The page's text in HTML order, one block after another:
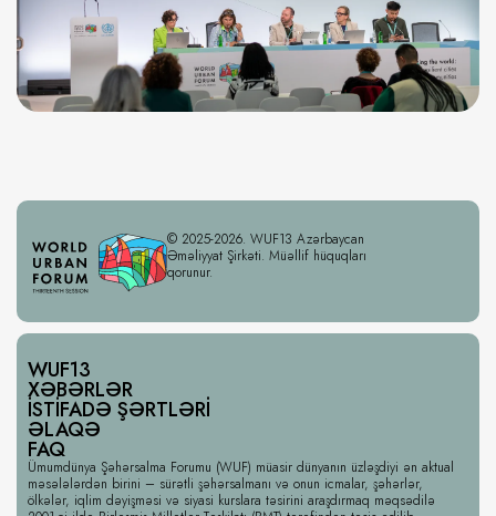
© 2025-2026. WUF13 Azərbaycan
Əməliyyat Şirkəti. Müəllif hüquqları
qorunur.
WUF13
XƏBƏRLƏR
İSTIFADƏ ŞƏRTLƏRI
ƏLAQƏ
FAQ
Ümumdünya Şəhərsalma Forumu (WUF) müasir dünyanın üzləşdiyi ən aktual
məsələlərdən birini – sürətli şəhərsalmanı və onun icmalar, şəhərlər,
ölkələr, iqlim dəyişməsi və siyasi kurslara təsirini araşdırmaq məqsədilə